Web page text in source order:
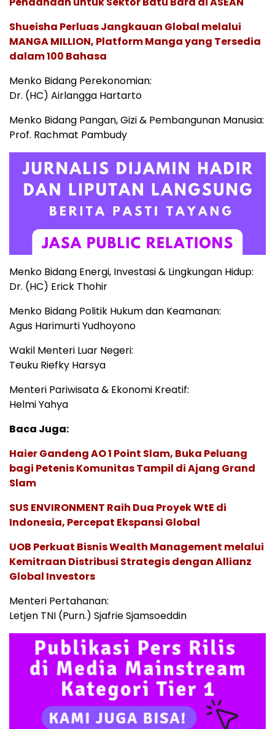
Shueisha Perluas Jangkauan Global melalui
MANGA MILLION, Platform Manga yang Tersedia
dalam 100 Bahasa
Menko Bidang Perekonomian:
Dr. (HC) Airlangga Hartarto
Menko Bidang Pangan, Gizi & Pembangunan Manusia:
Prof. Rachmat Pambudy
Menko Bidang Energi, Investasi & Lingkungan Hidup:
Dr. (HC) Erick Thohir
Menko Bidang Politik Hukum dan Keamanan:
Agus Harimurti Yudhoyono
Wakil Menteri Luar Negeri:
Teuku Riefky Harsya
Menteri Pariwisata & Ekonomi Kreatif:
Helmi Yahya
Baca Juga:
Haier Gandeng AO 1 Point Slam, Buka Peluang
bagi Petenis Komunitas Tampil di Ajang Grand
Slam
SUS ENVIRONMENT Raih Dua Proyek WtE di
Indonesia, Percepat Ekspansi Global
UOB Perkuat Bisnis Wealth Management melalui
Kemitraan Distribusi Strategis dengan Allianz
Global Investors
Menteri Pertahanan:
Letjen TNI (Purn.) Sjafrie Sjamsoeddin